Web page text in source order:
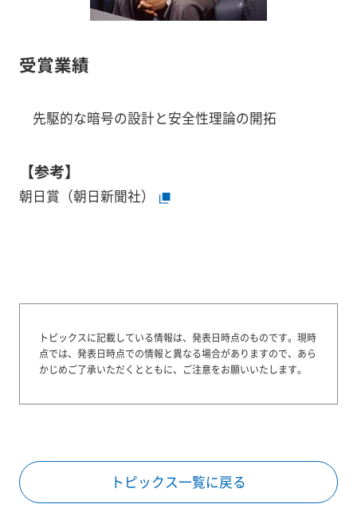
受賞業績
先駆的な暗号の設計と安全性理論の開拓
【参考】
朝日賞（朝日新聞社）
トピックスに記載している情報は、発表日時点のものです。 現時
点では、発表日時点での情報と異なる場合がありますので、あら
かじめご了承いただくとともに、ご注意をお願いいたします。
トピックス一覧に戻る